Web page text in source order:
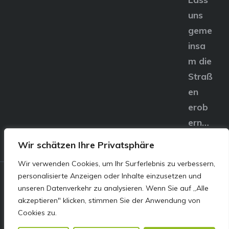
Wir schätzen Ihre Privatsphäre
Wir verwenden Cookies, um Ihr Surferlebnis zu verbessern,
personalisierte Anzeigen oder Inhalte einzusetzen und
unseren Datenverkehr zu analysieren. Wenn Sie auf „Alle
akzeptieren" klicken, stimmen Sie der Anwendung von
Cookies zu.
uns
geme
insa
m die
Straß
en
erob
ern…
© E&S Motors GmbH,
Linzer Straße 83 4240
Freistadt